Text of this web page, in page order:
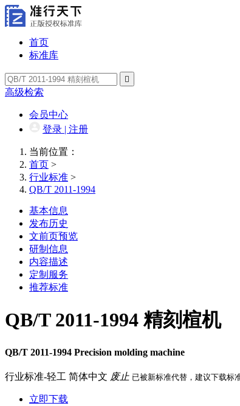
首页
标准库

高级检索
会员中心
登录 | 注册
当前位置：
首页 >
行业标准 >
QB/T 2011-1994
基本信息
发布历史
文前页预览
研制信息
内容描述
定制服务
推荐标准
QB/T 2011-1994 精刻楦机
QB/T 2011-1994 Precision molding machine
行业标准-轻工 简体中文 废止 已被新标准代替，建议下载标
立即下载